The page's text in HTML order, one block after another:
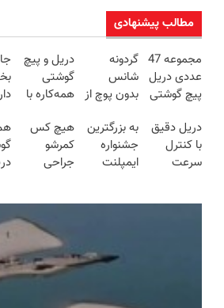
مطالب پیشنهادی
مجموعه 47
عددی دریل
پیچ گوشتی
(تخفیف به
مدت
محدود)
گردونه
شانس
بدون پوچ از
آیفون17 و
بیت کوین
🔥
دریل و پیچ
گوشتی
همه‌کاره با
هوشمند ⚙️
(نصف
قیمت بازار
دریل دقیق
با کنترل
سرعت
به بزرگترین
جشنواره
ایمپلنت
هیچ کس
کمرشو
جراحی
بدون قرص
(پرسشنامه)